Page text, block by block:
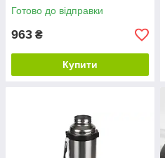
Готово до відправки
963 ₴
Купити